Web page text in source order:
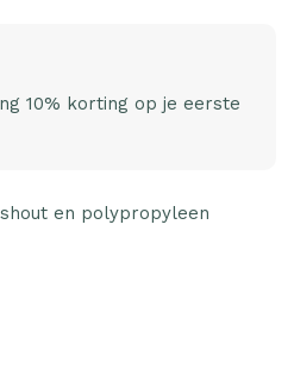
10% korting op je eerste
en polypropyleen